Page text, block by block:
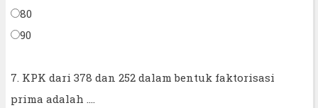
80
90
7. KPK dari 378 dan 252 dalam bentuk faktorisasi
prima adalah ....